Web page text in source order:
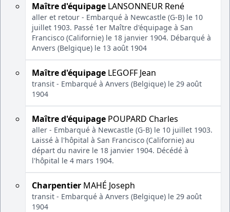
Maître d'équipage LANSONNEUR René
aller et retour - Embarqué à Newcastle (G-B) le 10
juillet 1903. Passé 1er Maître d'équipage à San
Francisco (Californie) le 18 janvier 1904. Débarqué à
Anvers (Belgique) le 13 août 1904
Maître d'équipage LEGOFF Jean
transit - Embarqué à Anvers (Belgique) le 29 août
1904
Maître d'équipage POUPARD Charles
aller - Embarqué à Newcastle (G-B) le 10 juillet 1903.
Laissé à l'hôpital à San Francisco (Californie) au
départ du navire le 18 janvier 1904. Décédé à
l'hôpital le 4 mars 1904.
Charpentier MAHÉ Joseph
transit - Embarqué à Anvers (Belgique) le 29 août
1904